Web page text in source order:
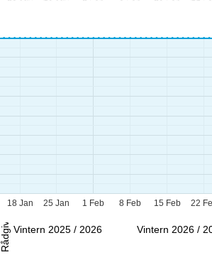
Rådgivning 1 Feb
18 Jan 25 Jan 8 Feb 15 Feb 22
Vintern 2025 / 2026 Vintern 2026 /